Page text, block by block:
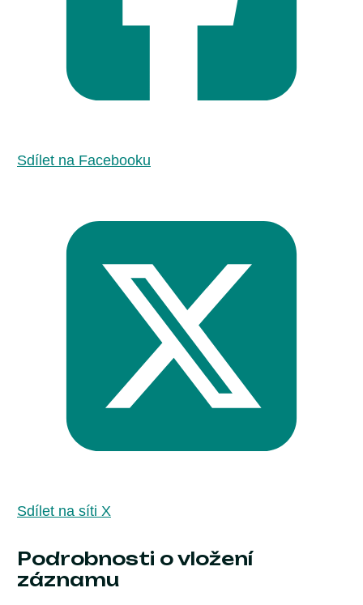
Sdílet na Facebooku
Sdílet na síti X
Podrobnosti o vložení
záznamu